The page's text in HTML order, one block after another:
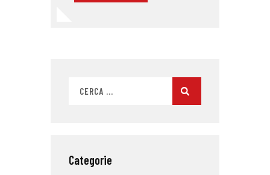
Categorie